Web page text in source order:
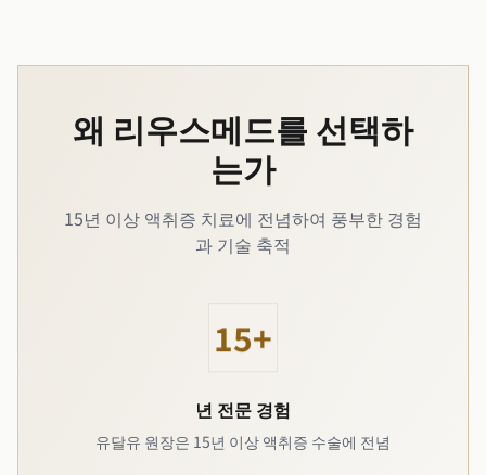
왜 리우스메드를 선택하
는가
15년 이상 액취증 치료에 전념하여 풍부한 경험
과 기술 축적
15+
년 전문 경험
유달유 원장은 15년 이상 액취증 수술에 전념